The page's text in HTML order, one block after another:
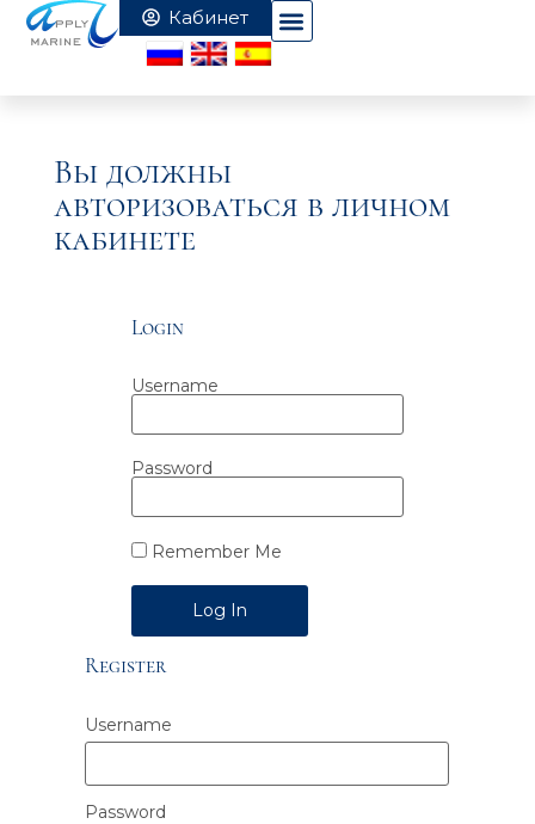
Вы должны
авторизоваться в личном
кабинете
Login
Username
Password
Remember Me
Alternative:
Register
Username
Password